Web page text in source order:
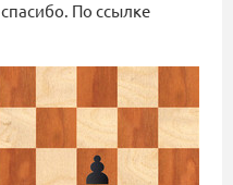
спасибо. По ссылке